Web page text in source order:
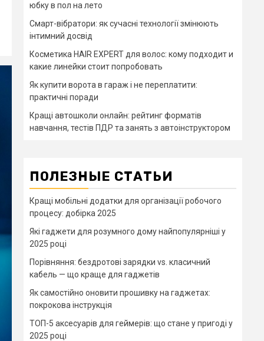
юбку в пол на лето
Смарт-вібратори: як сучасні технології змінюють
інтимний досвід
Косметика HAIR EXPERT для волос: кому подходит и
какие линейки стоит попробовать
Як купити ворота в гараж і не переплатити:
практичні поради
Кращі автошколи онлайн: рейтинг форматів
навчання, тестів ПДР та занять з автоінструктором
ПОЛЕЗНЫЕ СТАТЬИ
Кращі мобільні додатки для організації робочого
процесу: добірка 2025
Які гаджети для розумного дому найпопулярніші у
2025 році
Порівняння: бездротові зарядки vs. класичний
кабель — що краще для гаджетів
Як самостійно оновити прошивку на гаджетах:
покрокова інструкція
ТОП-5 аксесуарів для геймерів: що стане у пригоді у
2025 році